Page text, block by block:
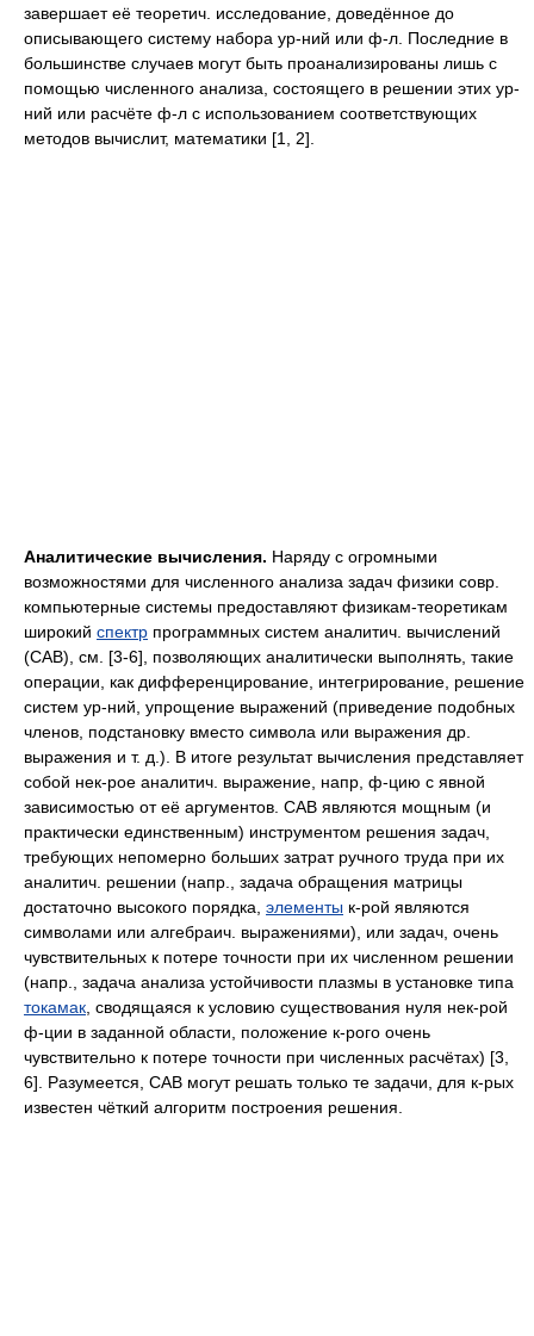
завершает её теоретич. исследование, доведённое до
описывающего систему набора ур-ний или ф-л. Последние в
большинстве случаев могут быть проанализированы лишь с
помощью численного анализа, состоящего в решении этих ур-
ний или расчёте ф-л с использованием соответствующих
методов вычислит, математики [1, 2].
Аналитические вычисления. Наряду с огромными
возможностями для численного анализа задач физики совр.
компьютерные системы предоставляют физикам-теоретикам
широкий спектр программных систем аналитич. вычислений
(CAB), см. [3-6], позволяющих аналитически выполнять, такие
операции, как дифференцирование, интегрирование, решение
систем ур-ний, упрощение выражений (приведение подобных
членов, подстановку вместо символа или выражения др.
выражения и т. д.). В итоге результат вычисления представляет
собой нек-рое аналитич. выражение, напр, ф-цию с явной
зависимостью от её аргументов. CAB являются мощным (и
практически единственным) инструментом решения задач,
требующих непомерно больших затрат ручного труда при их
аналитич. решении (напр., задача обращения матрицы
достаточно высокого порядка, элементы к-рой являются
символами или алгебраич. выражениями), или задач, очень
чувствительных к потере точности при их численном решении
(напр., задача анализа устойчивости плазмы в установке типа
токамак , сводящаяся к условию существования нуля нек-рой
ф-ции в заданной области, положение к-рого очень
чувствительно к потере точности при численных расчётах) [3,
6]. Разумеется, CAB могут решать только те задачи, для к-рых
известен чёткий алгоритм построения решения.